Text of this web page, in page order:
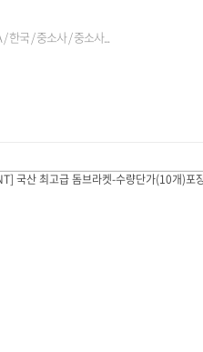
/ 한국 / 중소사 / 중소사...